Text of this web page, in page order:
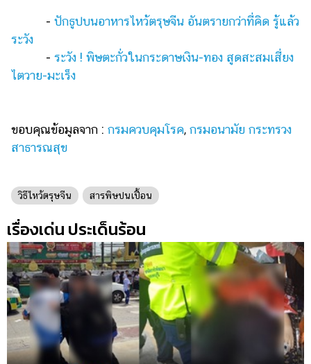
- ปักธูปบนอาหารไหว้ตรุษจีน อันตรายกว่าที่คิด รู้แล้ว
ระวัง
- ระวัง ! พิษตะกั่วในกระดาษเงิน-ทอง สูดสะสมเสี่ยง
ไตวาย-มะเร็ง
ขอบคุณข้อมูลจาก : กรมควบคุมโรค, กรมอนามัย กระทรวง
สาธารณสุข
วิธีไหว้ตรุษจีน สารพิษปนเปื้อน
เรื่องเด่น ประเด็นร้อน